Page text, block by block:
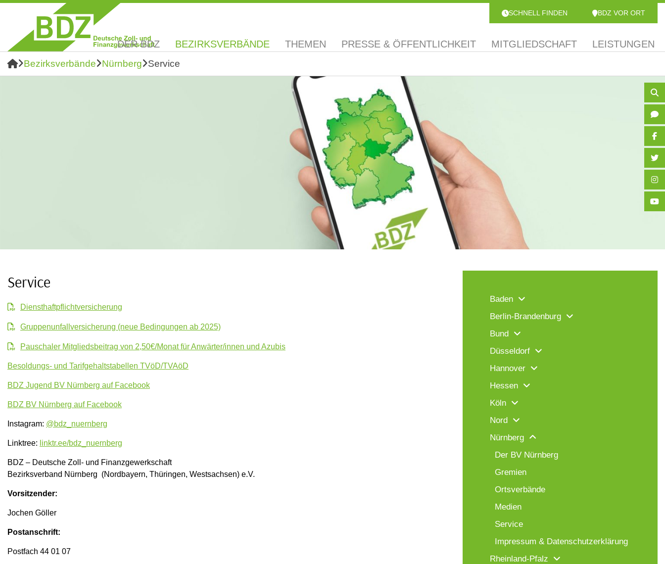
SCHNELL FINDEN BDZ VOR ORT
DER BDZ BEZIRKSVERBÄNDE THEMEN PRESSE & ÖFFENTLICHKEIT MITGLIEDSCHAFT LEISTUNGEN
Bezirksverbände Nürnberg Service
Service
Diensthaftpflichtversicherung
Gruppenunfallversicherung (neue Bedingungen ab 2025)
Pauschaler Mitgliedsbeitrag von 2,50€/Monat für Anwärter/innen und Azubis
Besoldungs- und Tarifgehaltstabellen TVöD/TVAöD
BDZ Jugend BV Nürnberg auf Facebook
BDZ BV Nürnberg auf Facebook
Instagram: ­ @bdz_nuernberg
Linktree: linktr.ee/bdz_nuernberg
BDZ – Deutsche Zoll- und Finanzgewerkschaft
Bezirksverband Nürnberg (Nordbayern, Thüringen, Westsachsen) e.V.
Vorsitzender:
Jochen Göller
Postanschrift:
Postfach 44 01 07
Baden
Berlin-Brandenburg
Bund
Düsseldorf
Hannover
Hessen
Köln
Nord
Nürnberg
Der BV Nürnberg
Gremien
Ortsverbände
Medien
Service
Impressum & Datenschutzerklärung
Rheinland-Pfalz